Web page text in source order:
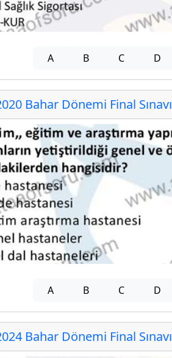
A B C D
Bahar Dönemi Final Sınavı
A B C D
Bahar Dönemi Final Sınavı